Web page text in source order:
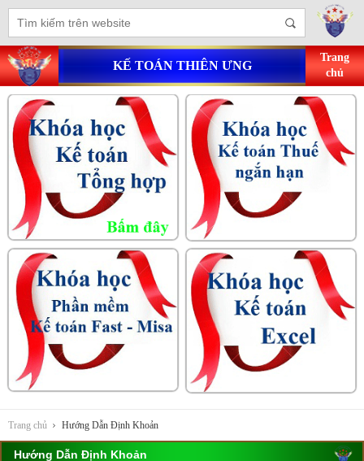
KẾ TOÁN THIÊN ƯNG
Trang
chủ
Trang chủ Hướng Dẫn Định Khoản
Hướng Dẫn Định Khoản